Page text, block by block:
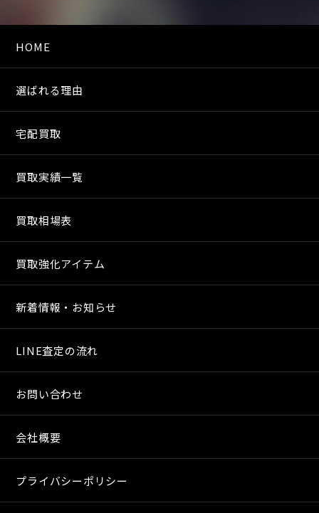
HOME
選ばれる理由
宅配買取
買取実績一覧
買取相場表
買取強化アイテム
新着情報・お知らせ
LINE査定の流れ
お問い合わせ
会社概要
プライバシーポリシー